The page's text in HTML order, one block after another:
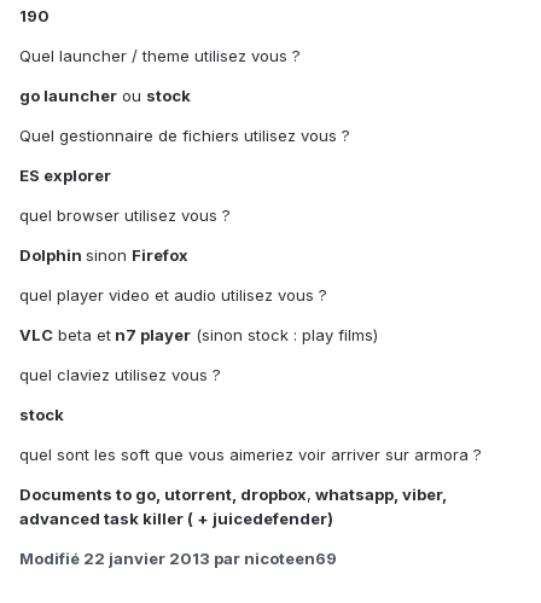
190
Quel launcher / theme utilisez vous ?
go launcher ou stock
Quel gestionnaire de fichiers utilisez vous ?
ES explorer
quel browser utilisez vous ?
Dolphin sinon Firefox
quel player video et audio utilisez vous ?
VLC beta et n7 player (sinon stock : play films)
quel claviez utilisez vous ?
stock
quel sont les soft que vous aimeriez voir arriver sur armora ?
Documents to go, utorrent, dropbox, whatsapp, viber,
advanced task killer ( + juicedefender)
Modifié 22 janvier 2013 par nicoteen69